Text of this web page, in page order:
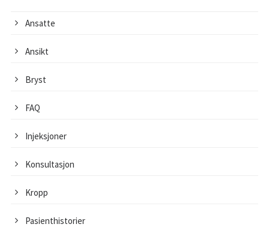
Ansatte
Ansikt
Bryst
FAQ
Injeksjoner
Konsultasjon
Kropp
Pasienthistorier